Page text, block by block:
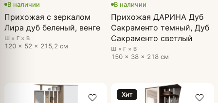
В наличии
Прихожая с зеркалом
Лира дуб беленый, венге
Ш × Г × В
120 × 52 × 215,2 см
В наличии
Прихожая ДАРИНА Дуб
Сакраменто темный, Дуб
Сакраменто светлый
Ш × Г × В
150 × 38 × 218 см
Хит